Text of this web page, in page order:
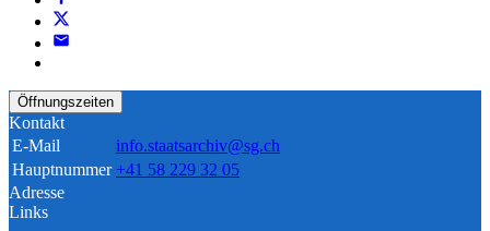
Öffnungszeiten
Kontakt
E-Mail
info.staatsarchiv@sg.ch
Hauptnummer +41 58 229 32 05
Adresse
Links